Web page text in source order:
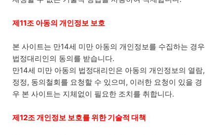
제11조 아동의 개인정보 보호
본 사이트는 만14세 미만 아동의 개인정보를 수집하는 경우
법정대리인의 동의를 받습니다.
만14세 미만 아동의 법정대리인은 아동의 개인정보의 열람,
정정, 동의철회를 요청할 수 있으며, 이러한 요청이 있을 경
우 본 사이트는 지체없이 필요한 조치를 취합니다.
제12조 개인정보 보호를 위한 기술적 대책